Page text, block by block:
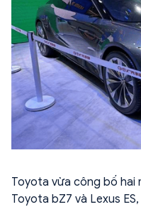
Toyota vừa công bố hai
Toyota bZ7 và Lexus